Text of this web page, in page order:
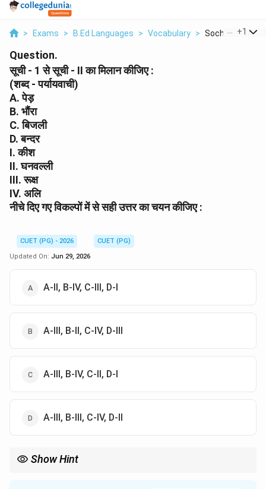
> Exams > B.Ed Languages > Vocabulary > Sochi 1 Se
+1
Question.
सूची - 1 से सूची - II का मिलान कीजिए :
(शब्द - पर्यायवाची)
A. पेड़
B. भौंरा
C. बिजली
D. बन्दर
I. कीश
II. घनवल्ली
III. रूक्ष
IV. अलि
नीचे दिए गए विकल्पों में से सही उत्तर का चयन कीजिए :
CUET (PG) - 2026
CUET (PG)
Updated On: Jun 29, 2026
A-II, B-IV, C-III, D-I
A-III, B-II, C-IV, D-III
A-III, B-IV, C-II, D-I
A-III, B-III, C-IV, D-II
Show Hint